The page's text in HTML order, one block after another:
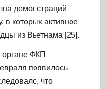
демонстраций
в которых активное
из Вьетнама [25].
органе ФКП
появилось
что